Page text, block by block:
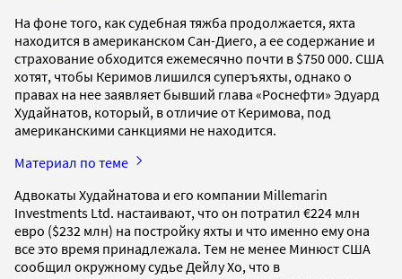
На фоне того, как судебная тяжба продолжается, яхта
находится в американском Сан-Диего, а ее содержание и
страхование обходится ежемесячно почти в $750 000. США
хотят, чтобы Керимов лишился суперъяхты, однако о
правах на нее заявляет бывший глава «Роснефти» Эдуард
Худайнатов, который, в отличие от Керимова, под
американскими санкциями не находится.
Материал по теме
Адвокаты Худайнатова и его компании Millemarin
Investments Ltd. настаивают, что он потратил €224 млн
евро ($232 млн) на постройку яхты и что именно ему она
все это время принадлежала. Тем не менее Минюст США
сообщил окружному судье Дейлу Хо, что в